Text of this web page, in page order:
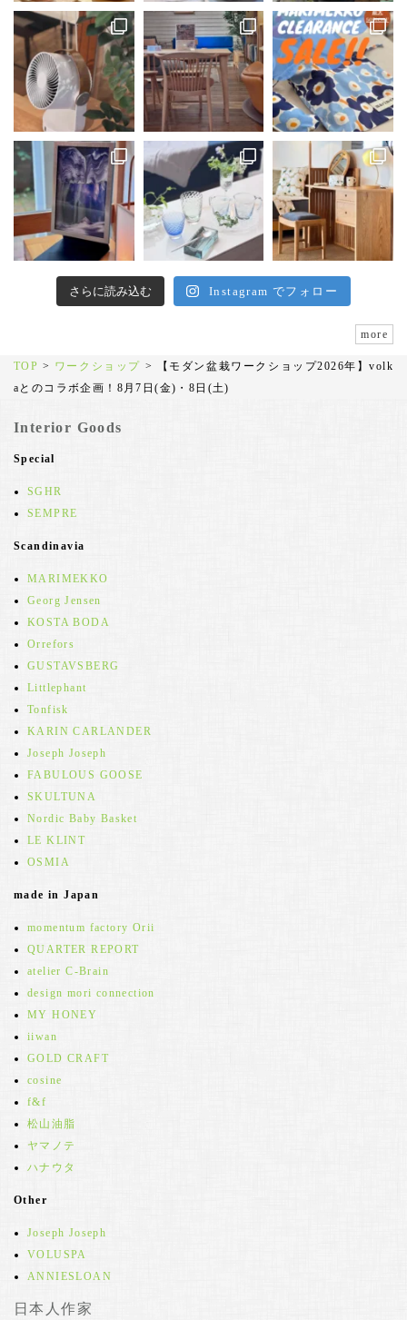
さらに読み込む Instagram でフォロー
more
TOP > ワークショップ >
【モダン盆栽ワークショップ2026年】volk
aとのコラボ企画！8月7日(金)・8日(土)
Interior Goods
Special
SGHR
SEMPRE
Scandinavia
MARIMEKKO
Georg Jensen
KOSTA BODA
Orrefors
GUSTAVSBERG
Littlephant
Tonfisk
KARIN CARLANDER
Joseph Joseph
FABULOUS GOOSE
SKULTUNA
Nordic Baby Basket
LE KLINT
OSMIA
made in Japan
momentum factory Orii
QUARTER REPORT
atelier C-Brain
design mori connection
MY HONEY
iiwan
GOLD CRAFT
cosine
f&f
松山油脂
ヤマノテ
ハナウタ
Other
Joseph Joseph
VOLUSPA
ANNIESLOAN
日本人作家